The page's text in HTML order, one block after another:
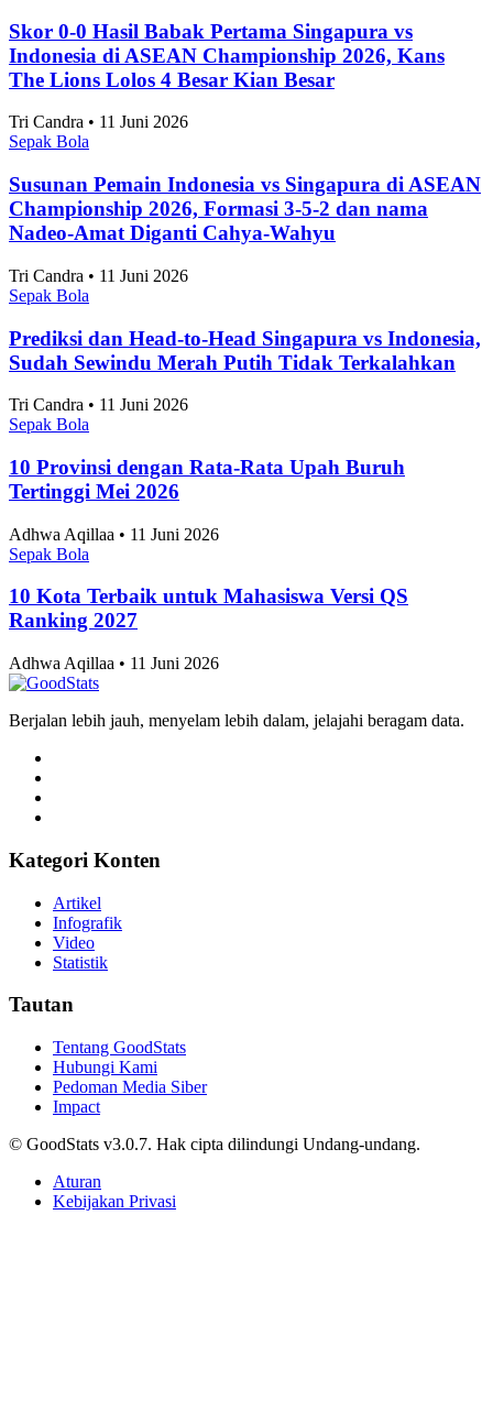
Skor 0-0 Hasil Babak Pertama Singapura vs
Indonesia di ASEAN Championship 2026, Kans
The Lions Lolos 4 Besar Kian Besar
Tri Candra • 11 Juni 2026
Sepak Bola
Susunan Pemain Indonesia vs Singapura di ASEAN
Championship 2026, Formasi 3-5-2 dan nama
Nadeo-Amat Diganti Cahya-Wahyu
Tri Candra • 11 Juni 2026
Sepak Bola
Prediksi dan Head-to-Head Singapura vs Indonesia,
Sudah Sewindu Merah Putih Tidak Terkalahkan
Tri Candra • 11 Juni 2026
Sepak Bola
10 Provinsi dengan Rata-Rata Upah Buruh
Tertinggi Mei 2026
Adhwa Aqillaa • 11 Juni 2026
Sepak Bola
10 Kota Terbaik untuk Mahasiswa Versi QS
Ranking 2027
Adhwa Aqillaa • 11 Juni 2026
Berjalan lebih jauh, menyelam lebih dalam, jelajahi beragam data.
Kategori Konten
Artikel
Infografik
Video
Statistik
Tautan
Tentang GoodStats
Hubungi Kami
Pedoman Media Siber
Impact
© GoodStats v3.0.7. Hak cipta dilindungi Undang-undang.
Aturan
Kebijakan Privasi